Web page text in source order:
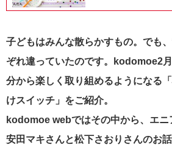
子どもはみんな散らかすもの。でも
ぞれ違っていたのです。kodomoe2
分から楽しく取り組めるようになる
けスイッチ」をご紹介。
kodomoe webではその中から、エニ
安田マキさんと松下さおりさんのお